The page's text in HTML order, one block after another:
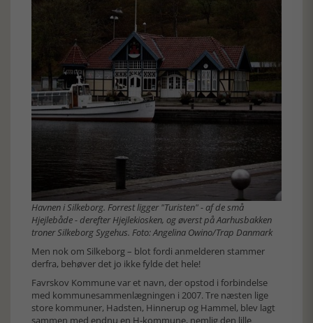
Havnen i Silkeborg. Forrest ligger "Turisten" - af de små
Hjejlebåde - derefter Hjejlekiosken, og øverst på Aarhusbakken
troner Silkeborg Sygehus. Foto: Angelina Owino/Trap Danmark
Men nok om Silkeborg – blot fordi anmelderen stammer
derfra, behøver det jo ikke fylde det hele!
Favrskov Kommune var et navn, der opstod i forbindelse
med kommunesammenlægningen i 2007. Tre næsten lige
store kommuner, Hadsten, Hinnerup og Hammel, blev lagt
sammen med endnu en H-kommune, nemlig den lille